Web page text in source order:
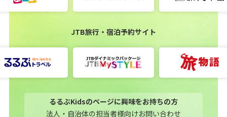
JTB旅行・宿泊予約サイト
るるぶKidsのページに興味をお持ちの方
法人・自治体の担当者様向けお問い合わせ